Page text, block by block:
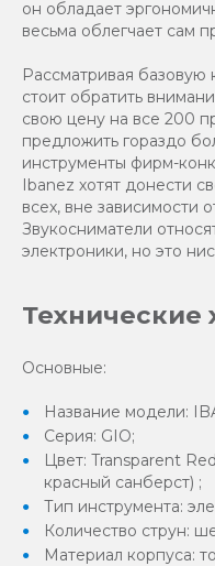
он обладает
весьма облегчает сам
Рассматривая базовую
стоит обратить
свою цену на все 200
предложить гораздо
инструменты фирм-
Ibanez хотят донести
всех, вне зависимости
Звукосниматели
электроники, но это
Технические
Основные:
Название модели:
Серия: GIO;
Цвет: Transparent
красный санберст) ;
Тип инструмента:
Количество струн:
Материал корпуса: